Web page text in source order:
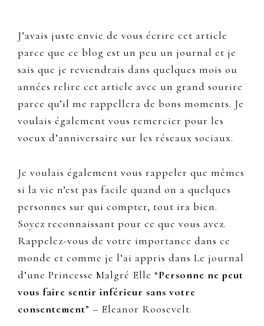
J’avais juste envie de vous écrire cet article
parce que ce blog est un peu un journal et je
sais que je reviendrais dans quelques mois ou
années relire cet article avec un grand sourire
parce qu’il me rappellera de bons moments. Je
voulais également vous remercier pour les
voeux d’anniversaire sur les réseaux sociaux.
Je voulais également vous rappeler que mêmes
si la vie n’est pas facile quand on a quelques
personnes sur qui compter, tout ira bien.
Soyez reconnaissant pour ce que vous avez.
Rappelez-vous de votre importance dans ce
monde et comme je l’ai appris dans Le journal
d’une Princesse Malgré Elle “Personne ne peut
vous faire sentir inférieur sans votre
consentement” – Eleanor Roosevelt.